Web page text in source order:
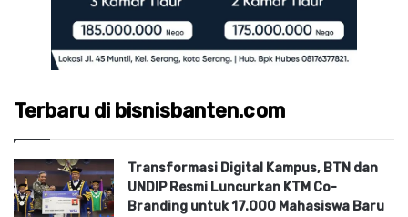
Terbaru di bisnisbanten.com
Transformasi Digital Kampus, BTN dan
UNDIP Resmi Luncurkan KTM Co-
Branding untuk 17.000 Mahasiswa Baru